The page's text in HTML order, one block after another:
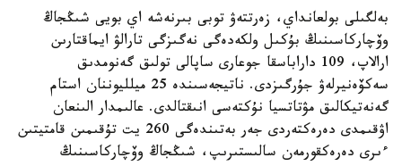
بەلگىلى بولعانداي، زەرتتەۋ توبى بىرنەشە اي بويى شىڭجاڭ
وۆچاركاسىنىڭ بۇكىل ولكەدەگى نەگىزگى تارالۋ ايماقتارىن
ارالاپ، 109 داراباسقا جوعارى ساپالى تولىق گەنومدىق
سەكۆەنيرلەۋ جۇرگىزدى. ناتيجەسىندە 25 ميلليوننان استام
گەنەتيكالىق مۋتاتسيا نۇكتەسى انىقتالدى. عالىمدار الىنعان
اۋقىمدى دەرەكتەردى جەر بەتىندەگى 260 يت تۇقىمىن قامتيتىن
ءىرى دەرەكقورمەن سالىستىرىپ، شىڭجاڭ وۆچاركاسىنىڭ